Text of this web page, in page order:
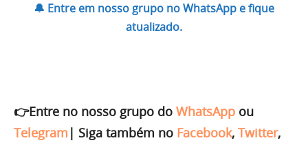
🔔 Entre em nosso grupo no WhatsApp e fique
atualizado.
👉Entre no nosso grupo do WhatsApp ou
Telegram | Siga também no Facebook, Twitter,